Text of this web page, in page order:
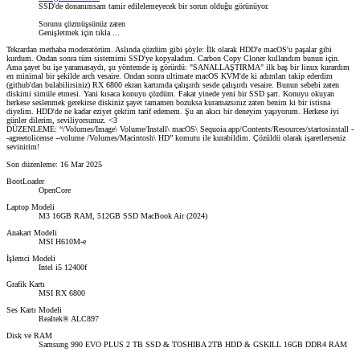
SSD'de donanımsam tamir edilelemeyecek bir sorun olduğu görünüyor.
Sorunu çözmüşsünüz zaten
Genişletmek için tıkla ...
Tekrardan merhaba moderatörüm. Aslında çözdüm gibi şöyle: İlk olarak HDD'e macOS'u paşalar gibi
kurdum. Ondan sonra tüm sistemimi SSD'ye kopyaladım. Carbon Copy Cloner kullandım bunun için.
Ama şayet bu işe yaramasaydı, şu yöntemde iş görürdü: "SANALLAŞTIRMA" ilk baş bir linux kurardım
en minimal bir şekilde arch vesaire. Ondan sonra ultimate macOS KVM'de ki adımları takip ederdim
(github'dan bulabilirsiniz) RX 6800 ekran kartımda çalışırdı sesde çalışırdı vesaire. Bunun sebebi zaten
diskimi simüle etmesi. Yani kısaca konuyu çözdüm. Fakat yinede yeni bir SSD şart. Konuyu okuyan
herkese seslenmek gerekirse diskiniz şayet tamamen bozuksa kuramazsınız zaten benim ki bir istisna
diyelim. HDD'de ne kadar eziyet çektim tarif edemem. Şu an akıcı bir deneyim yaşıyorum. Herkese iyi
günler dilerim, seviliyorsunuz. <3
DÜZENLEME: “/Volumes/Image\ Volume/Install\ macOS\ Sequoia.app/Contents/Resources/startosinstall -
-agreetolicense --volume /Volumes/Macintosh\ HD” komutu ile kurabildim. Çözüldü olarak işaretlerseniz
sevinirim!
Son düzenleme: 16 Mar 2025
BootLoader
OpenCore
Laptop Modeli
M3 16GB RAM, 512GB SSD MacBook Air (2024)
Anakart Modeli
MSI H610M-e
İşlemci Modeli
Intel i5 12400f
Grafik Kartı
MSI RX 6800
Ses Kartı Modeli
Realtek® ALC897
Disk ve RAM
Samsung 990 EVO PLUS 2 TB SSD & TOSHIBA 2TB HDD & GSKILL 16GB DDR4 RAM